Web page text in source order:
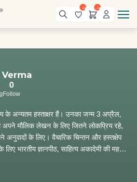
0 0
0
Follow
के अन्यतम हस्ताक्षर हैं। उनका जन्म 3 अप्रैल,
मौलिक लेखन के लिए जितने लोकप्रिय रहे,
अनुवादों के लिए। वैचारिक चिन्तन और हस्तक्षेप
भारतीय ज्ञानपीठ, साहित्य अकादेमी की महत्तर
अनेक पुरस्कार और सम्मान उन्हें मिले। भारत
के लिए नामित किये गये। उसी वर्ष 25